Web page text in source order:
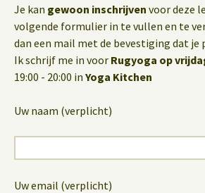
Je kan gewoon inschrijven voor deze
volgende formulier in te vullen en te
dan een mail met de bevestiging dat je
Ik schrijf me in voor Rugyoga op
19:00 - 20:00 in Yoga Kitchen
Uw naam (verplicht)
Uw email (verplicht)